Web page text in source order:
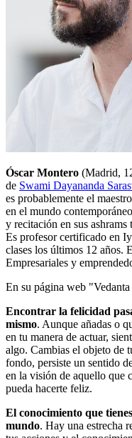
Óscar Montero (Madrid,
de Swami Dayananda
es probablemente el
en el mundo
y recitación en sus
Es profesor certificado en
clases los últimos 12 años.
Empresariales y
En su página web
Encontrar la felicidad
mismo. Aunque añadas o
en tu manera de actuar,
algo. Cambias el objeto de
fondo, persiste un sentido
en la visión de aquello que
pueda hacerte feliz.
El conocimiento que
mundo. Hay una estrecha